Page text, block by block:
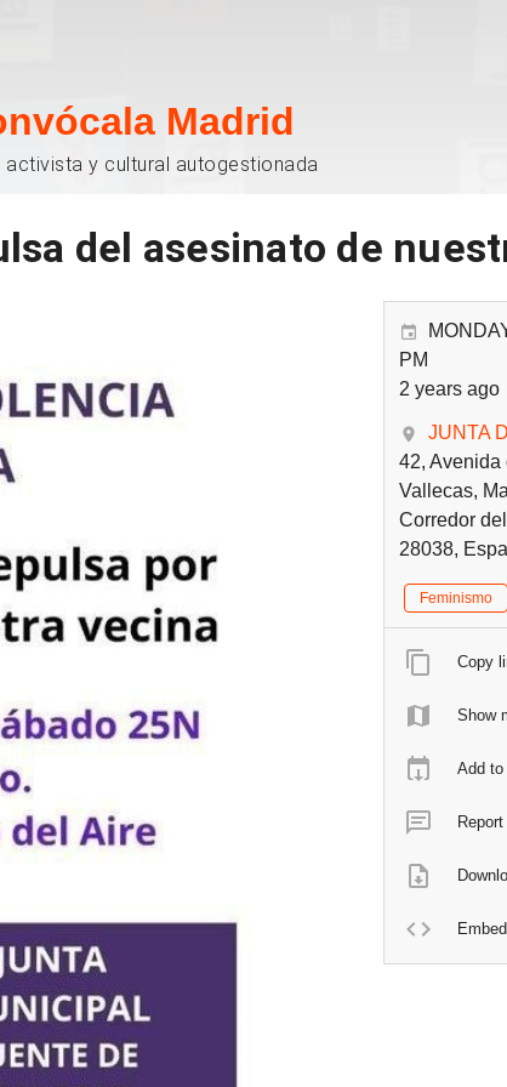
Madrid
activista y cultural autogestionada
del asesinato de
PM
2 years ago
JUNTA
42, Avenida
Vallecas,
Corredor
28038,
Feminismo
Copy
Show
Add to
Embed